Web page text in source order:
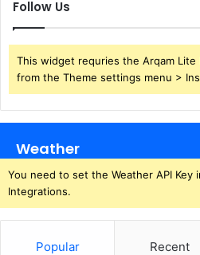
Follow Us
This widget requries the Arqam Lite
from the Theme settings menu >
Weather
You need to set the Weather API
Integrations.
Popular Recent